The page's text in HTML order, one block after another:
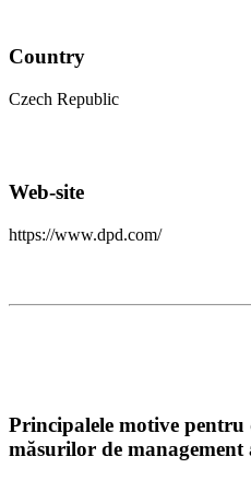
Country
Czech Republic
Web-site
https://www.dpd.com/
Principalele motive
măsurilor de management